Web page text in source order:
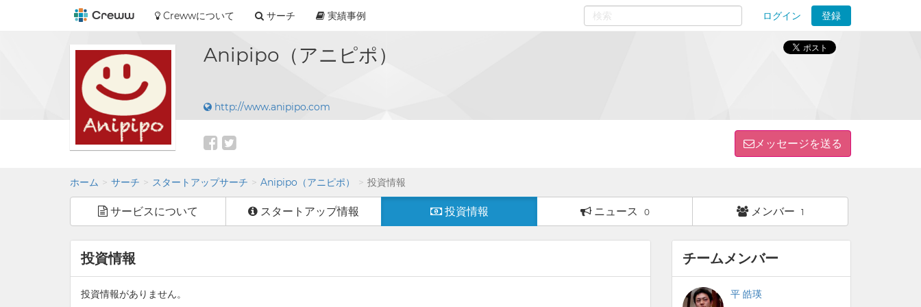
Crewwについて サーチ 実績事例 ログイン
登録
0
Anipipo（アニピポ）
http://www.anipipo.com
メッセージを送る
ホーム サーチ スタートアップサーチ Anipipo（アニピポ） 投資情報
サービスについて スタートアップ情報 投資情報 ニュース 0 メンバー 1
投資情報
投資情報がありません。
チームメンバー
平 皓瑛